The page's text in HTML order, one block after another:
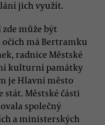
jich využít.
může být
má Bertramku
radnice Městské
kulturní památky
je Hlavní město
stát. Městské části
společný
a ministerských